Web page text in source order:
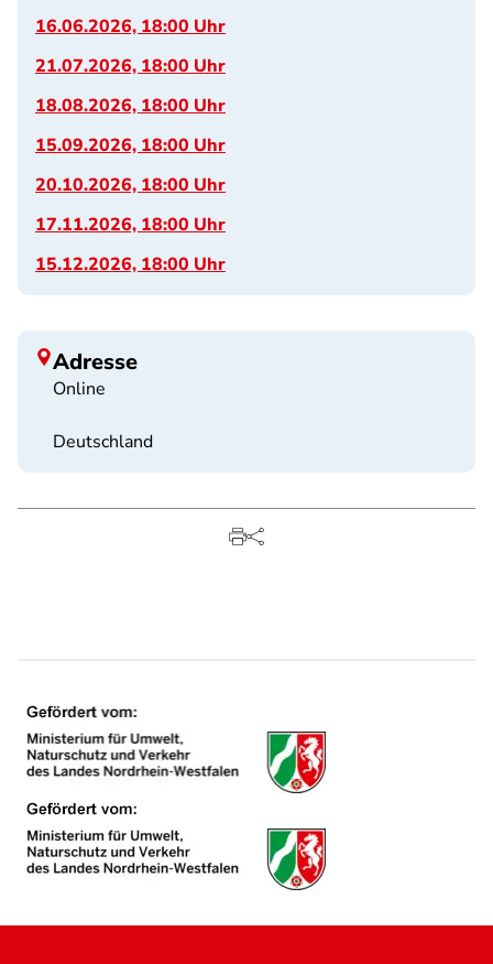
16.06.2026, 18:00 Uhr
21.07.2026, 18:00 Uhr
18.08.2026, 18:00 Uhr
15.09.2026, 18:00 Uhr
20.10.2026, 18:00 Uhr
17.11.2026, 18:00 Uhr
15.12.2026, 18:00 Uhr
Adresse
Online
Deutschland